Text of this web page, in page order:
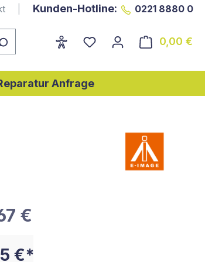
Kunden-Hotline: 0221 8880 0
0,00 €
Anfrage
€
€*